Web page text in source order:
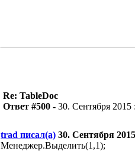
Re: TableDoc
Ответ #500 - 30. Сентября 2015
trad писал(а) 30. Сентября
Менеджер.Выделить(1,1);